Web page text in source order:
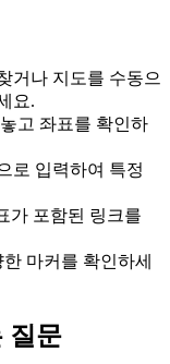
거나 지도를 수동으
요.
고 좌표를 확인하
로 입력하여 특정
가 포함된 링크를
마커를 확인하세
질문